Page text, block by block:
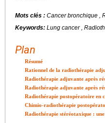
Mots clés : Cancer bronchique ,
Keywords: Lung cancer ,
Plan
Résumé
Rationnel de la radiothérapie
Radiothérapie adjuvante après
Radiothérapie adjuvante après
Radiothérapie postopératoire en
Chimio-radiothérapie
Radiothérapie stéréotaxique :